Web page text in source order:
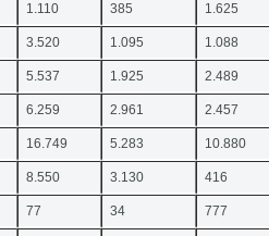
1.110 385 1.625
3.520 1.095 1.088
5.537 1.925 2.489
6.259 2.961 2.457
16.749 5.283 10.880
8.550 3.130 416
77 34 777